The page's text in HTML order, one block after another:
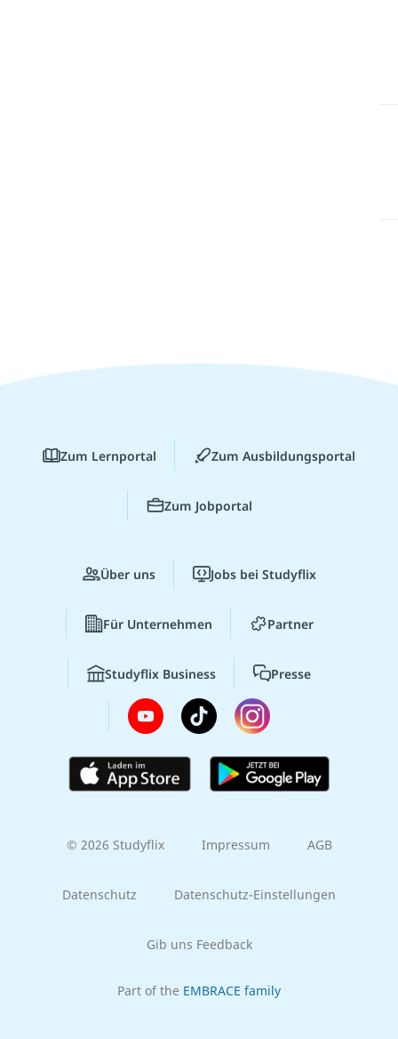
Zum Lernportal Zum Ausbildungsportal
Zum Jobportal
Über uns Jobs bei Studyflix
Für Unternehmen Partner
Studyflix Business Presse
© 2026 Studyflix Impressum AGB
Datenschutz Datenschutz-Einstellungen
Gib uns Feedback
Part of the EMBRACE family